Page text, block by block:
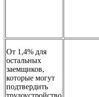
От 1,4% для
остальных
заемщиков,
которые могут
подтвердить
трудоустройство